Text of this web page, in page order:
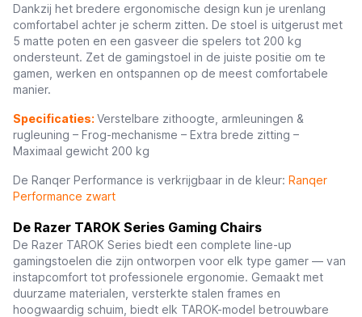
Dankzij het bredere ergonomische design kun je urenlang
comfortabel achter je scherm zitten. De stoel is uitgerust met
5 matte poten en een gasveer die spelers tot 200 kg
ondersteunt. Zet de gamingstoel in de juiste positie om te
gamen, werken en ontspannen op de meest comfortabele
manier.
Specificaties: Verstelbare zithoogte, armleuningen &
rugleuning – Frog-mechanisme – Extra brede zitting –
Maximaal gewicht 200 kg
De Ranqer Performance is verkrijgbaar in de kleur: Ranqer
Performance zwart
De Razer TAROK Series Gaming Chairs
De Razer TAROK Series biedt een complete line-up
gamingstoelen die zijn ontworpen voor elk type gamer — van
instapcomfort tot professionele ergonomie. Gemaakt met
duurzame materialen, versterkte stalen frames en
hoogwaardig schuim, biedt elk TAROK-model betrouwbare